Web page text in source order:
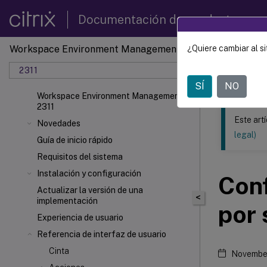
Documentación de productos
Workspace Environment Management
2311
Workspace Environment Management
2311
Novedades
Guía de inicio rápido
Requisitos del sistema
Instalación y configuración
Actualizar la versión de una
implementación
Experiencia de usuario
Referencia de interfaz de usuario
Cinta
Este
<
Este
legal)
por
¿Quiere cambiar al
SÍ NO